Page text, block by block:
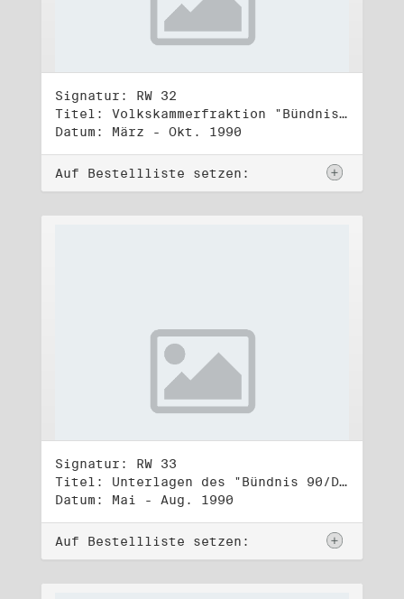
Signatur: RW 32
Titel: Volkskammerfraktion "Bündnis 90/Grüne" (4)
Datum: März - Okt. 1990
Auf Bestellliste setzen:
Signatur: RW 33
Titel: Unterlagen des "Bündnis 90/Die Grünen - BürgerInnenbewegung", Wahlbündnis zur Bundestagswahl am 2.12.1990 (1)
Datum: Mai - Aug. 1990
Auf Bestellliste setzen: